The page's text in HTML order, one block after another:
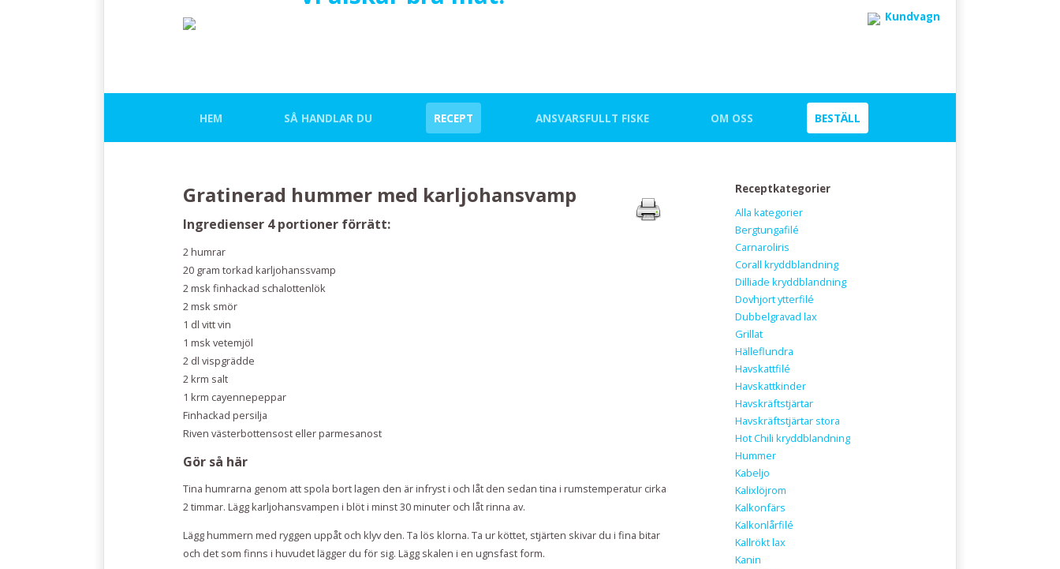
Kundvagn
HEM SÅ HANDLAR DU RECEPT ANSVARSFULLT FISKE OM OSS BESTÄLL
Gratinerad hummer med karljohansvamp
Ingredienser 4 portioner förrätt:
2 humrar
20 gram torkad karljohanssvamp
2 msk finhackad schalottenlök
2 msk smör
1 dl vitt vin
1 msk vetemjöl
2 dl vispgrädde
2 krm salt
1 krm cayennepeppar
Finhackad persilja
Riven västerbottensost eller parmesanost
Gör så här
Tina humrarna genom att spola bort lagen den är infryst i och låt den sedan tina i rumstemperatur cirka
2 timmar. Lägg karljohansvampen i blöt i minst 30 minuter och låt rinna av.
Lägg hummern med ryggen uppåt och klyv den. Ta lös klorna. Ta ur köttet, stjärten skivar du i fina bitar
och det som finns i huvudet lägger du för sig. Lägg skalen i en ugnsfast form.
Receptkategorier
Alla kategorier
Bergtungafilé
Carnaroliris
Corall kryddblandning
Dilliade kryddblandning
Dovhjort ytterfilé
Dubbelgravad lax
Grillat
Hälleflundra
Havskattfilé
Havskattkinder
Havskräftstjärtar
Havskräftstjärtar stora
Hot Chili kryddblandning
Hummer
Kabeljo
Kalixlöjrom
Kalkonfärs
Kalkonlårfilé
Kallrökt lax
Kanin